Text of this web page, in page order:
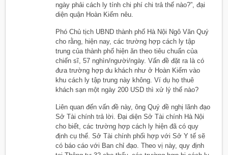
ngày phải cách ly tính chi phí chi trả thế nào?”, đại
diện quận Hoàn Kiếm nêu.
Phó Chủ tịch UBND thành phố Hà Nội Ngô Văn Quý
cho rằng, hiện nay, các trường hợp cách ly tập
trung của thành phố hiện ăn theo tiêu chuẩn của
chiến sĩ, 57 nghìn/người/ngày. Vấn đề đặt ra là có
đưa trường hợp du khách như ở Hoàn Kiếm vào
khu cách ly tập trung này không. Ví dụ họ thuê
khách sạn một ngày 200 USD thì xử lý thế nào?
Liên quan đến vấn đề này, ông Quý đề nghị lãnh đạo
Sở Tài chính trả lời. Đại diện Sở Tài chính Hà Nội
cho biết, các trường hợp cách ly hiện đã có quy
định cụ thể. Sở Tài chính phối hợp với Sở Y tế sẽ
có báo cáo với Ban chỉ đạo. Theo vị này, quy định